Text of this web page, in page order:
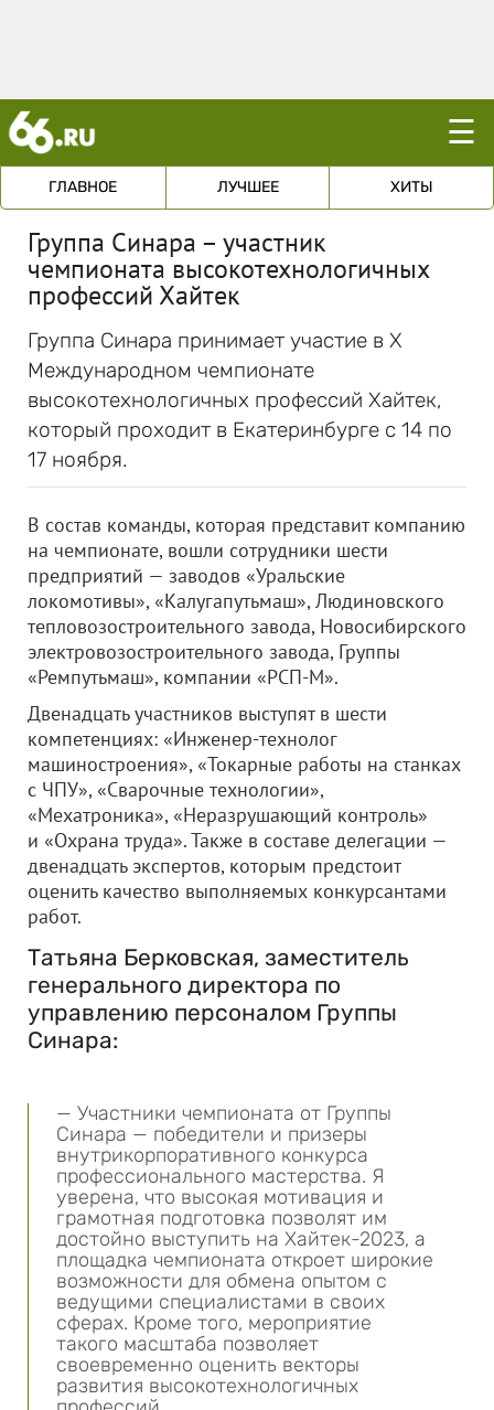
☰
ГЛАВНОЕ ЛУЧШЕЕ ХИТЫ
Группа Синара – участник
чемпионата высокотехнологичных
профессий Хайтек
Группа Синара принимает участие в X
Международном чемпионате
высокотехнологичных профессий Хайтек,
который проходит в Екатеринбурге с 14 по
17 ноября.
В состав команды, которая представит компанию
на чемпионате, вошли сотрудники шести
предприятий — заводов «Уральские
локомотивы», «Калугапутьмаш», Людиновского
тепловозостроительного завода, Новосибирского
электровозостроительного завода, Группы
«Ремпутьмаш», компании «РСП-М».
Двенадцать участников выступят в шести
компетенциях: «Инженер-технолог
машиностроения», «Токарные работы на станках
с ЧПУ», «Сварочные технологии»,
«Мехатроника», «Неразрушающий контроль»
и «Охрана труда». Также в составе делегации —
двенадцать экспертов, которым предстоит
оценить качество выполняемых конкурсантами
работ.
Татьяна Берковская, заместитель
генерального директора по
управлению персоналом Группы
Синара:
— Участники чемпионата от Группы
Синара — победители и призеры
внутрикорпоративного конкурса
профессионального мастерства. Я
уверена, что высокая мотивация и
грамотная подготовка позволят им
достойно выступить на Хайтек-2023, а
площадка чемпионата откроет широкие
возможности для обмена опытом с
ведущими специалистами в своих
сферах. Кроме того, мероприятие
такого масштаба позволяет
своевременно оценить векторы
развития высокотехнологичных